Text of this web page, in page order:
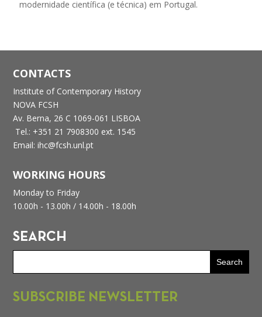
modernidade científica (e técnica) em Portugal.
CONTACTS
Institute of Contemporary History
NOVA FCSH
Av. Berna, 26 C 1069-061 LISBOA
Tel.: +351 21 7908300 ext. 1545
Email: ihc@fcsh.unl.pt
WORKING HOURS
Monday to Friday
10.00h - 13.00h / 14.00h - 18.00h
SEARCH
SUBSCRIBE NEWSLETTER